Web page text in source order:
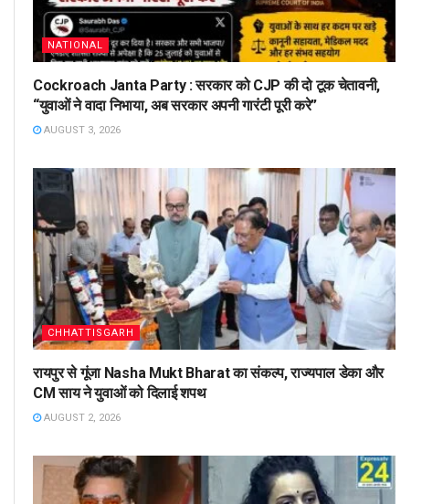
NATIONAL
Cockroach Janta Party : सरकार को CJP की दो टूक चेतावनी,
“युवाओं ने वादा निभाया, अब सरकार अपनी गारंटी पूरी करे”
AUGUST 3, 2026
CHHATTISGARH
रायपुर से गूंजा Nasha Mukt Bharat का संकल्प, राज्यपाल डेका और
CM साय ने युवाओं को दिलाई शपथ
AUGUST 2, 2026